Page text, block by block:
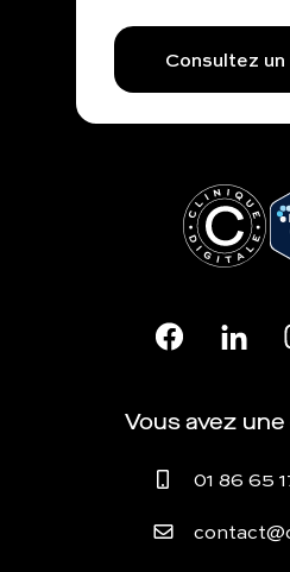
Consultez
Vous avez
01 86 65